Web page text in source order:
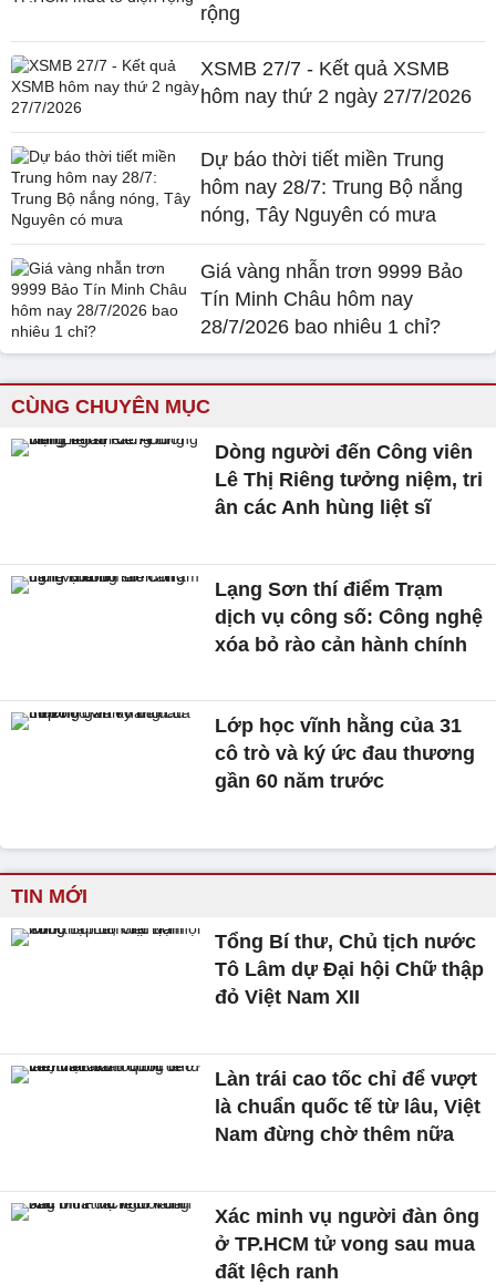
rộng
XSMB 27/7 - Kết quả XSMB
hôm nay thứ 2 ngày 27/7/2026
Dự báo thời tiết miền Trung
hôm nay 28/7: Trung Bộ nắng
nóng, Tây Nguyên có mưa
Giá vàng nhẫn trơn 9999 Bảo
Tín Minh Châu hôm nay
28/7/2026 bao nhiêu 1 chỉ?
CÙNG CHUYÊN MỤC
Dòng người đến Công viên
Lê Thị Riêng tưởng niệm, tri
ân các Anh hùng liệt sĩ
Lạng Sơn thí điểm Trạm
dịch vụ công số: Công nghệ
xóa bỏ rào cản hành chính
Lớp học vĩnh hằng của 31
cô trò và ký ức đau thương
gần 60 năm trước
TIN MỚI
Tổng Bí thư, Chủ tịch nước
Tô Lâm dự Đại hội Chữ thập
đỏ Việt Nam XII
Làn trái cao tốc chỉ để vượt
là chuẩn quốc tế từ lâu, Việt
Nam đừng chờ thêm nữa
Xác minh vụ người đàn ông
ở TP.HCM tử vong sau mua
đất lệch ranh